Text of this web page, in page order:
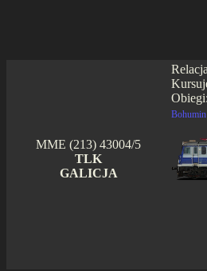
Obiegi:
MME (213) 43004/5
TLK
GALICJA